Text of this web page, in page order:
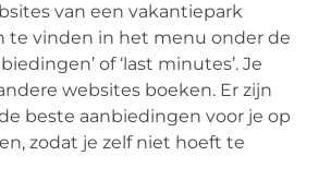
van een vakantiepark
te vinden in het menu onder de
of ‘last minutes’. Je
websites boeken. Er zijn
beste aanbiedingen voor je op
zodat je zelf niet hoeft te